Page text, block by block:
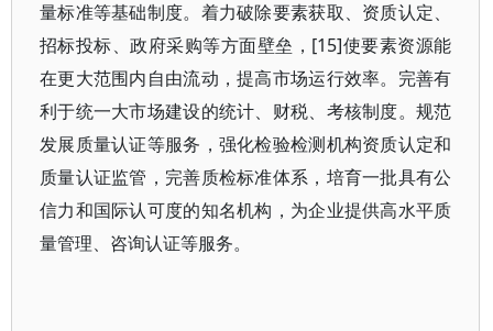
量标准等基础制度。着力破除要素获取、资质认定、
招标投标、政府采购等方面壁垒，[15]使要素资源能
在更大范围内自由流动，提高市场运行效率。完善有
利于统一大市场建设的统计、财税、考核制度。规范
发展质量认证等服务，强化检验检测机构资质认定和
质量认证监管，完善质检标准体系，培育一批具有公
信力和国际认可度的知名机构，为企业提供高水平质
量管理、咨询认证等服务。